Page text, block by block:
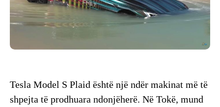
Tesla Model S Plaid është një ndër makinat më të
shpejta të prodhuara ndonjëherë. Në Tokë, mund